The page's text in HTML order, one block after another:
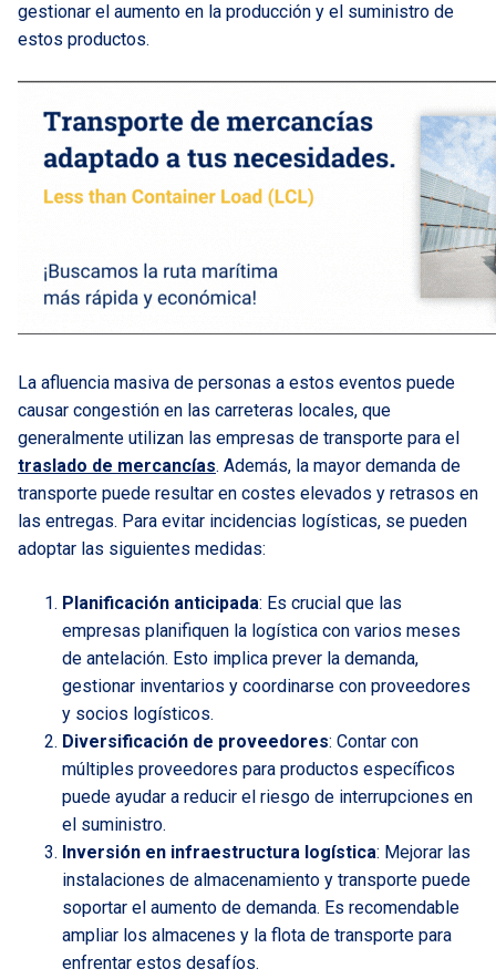
gestionar el aumento en la producción y el suministro de
estos productos.
La afluencia masiva de personas a estos eventos puede
causar congestión en las carreteras locales, que
generalmente utilizan las empresas de transporte para el
traslado de mercancías. Además, la mayor demanda de
transporte puede resultar en costes elevados y retrasos en
las entregas. Para evitar incidencias logísticas, se pueden
adoptar las siguientes medidas:
Planificación anticipada: Es crucial que las
empresas planifiquen la logística con varios meses
de antelación. Esto implica prever la demanda,
gestionar inventarios y coordinarse con proveedores
y socios logísticos.
Diversificación de proveedores: Contar con
múltiples proveedores para productos específicos
puede ayudar a reducir el riesgo de interrupciones en
el suministro.
Inversión en infraestructura logística: Mejorar las
instalaciones de almacenamiento y transporte puede
soportar el aumento de demanda. Es recomendable
ampliar los almacenes y la flota de transporte para
enfrentar estos desafíos.